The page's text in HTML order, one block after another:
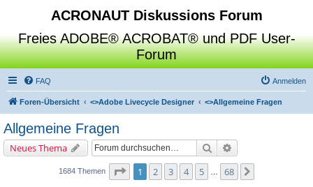
ACRONAUT Diskussions Forum
Freies ADOBE® ACROBAT® und PDF User-
Forum
FAQ Anmelden
Foren-Übersicht <>Adobe Livecycle Designer <>Allgemeine Fragen
Allgemeine Fragen
Neues Thema Suche
1684 Themen Seite von
1 2 3 4 5 68